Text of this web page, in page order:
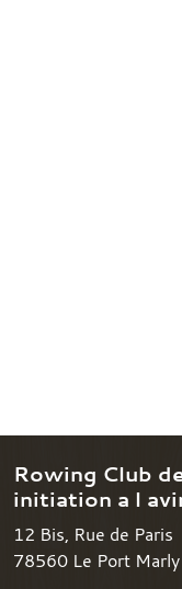
Rowing Club
initiation a l
12 Bis, Rue de Paris
78560 Le Port Marly